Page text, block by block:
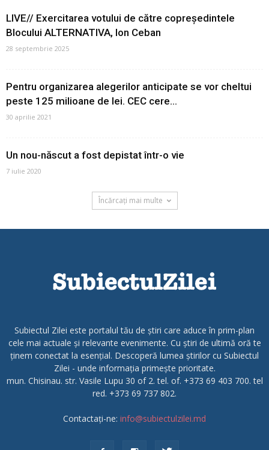
LIVE// Exercitarea votului de către copreședintele
Blocului ALTERNATIVA, Ion Ceban
28 septembrie 2025
Pentru organizarea alegerilor anticipate se vor cheltui
peste 125 milioane de lei. CEC cere...
30 aprilie 2021
Un nou-născut a fost depistat într-o vie
7 iulie 2020
Încărcați mai multe
Subiectul Zilei este portalul tău de știri care aduce în prim-plan
cele mai actuale și relevante evenimente. Cu știri de ultimă oră te
ținem conectat la esențial. Descoperă lumea știrilor cu Subiectul
Zilei - unde informația primește prioritate.
mun. Chisinau. str. Vasile Lupu 30 of 2. tel. of. +373 69 403 700. tel
red. +373 69 737 802.
Contactați-ne: info@subiectulzilei.md